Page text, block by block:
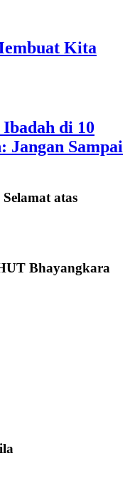
Kita
di 10
Sampai
atas
Bhayangkara